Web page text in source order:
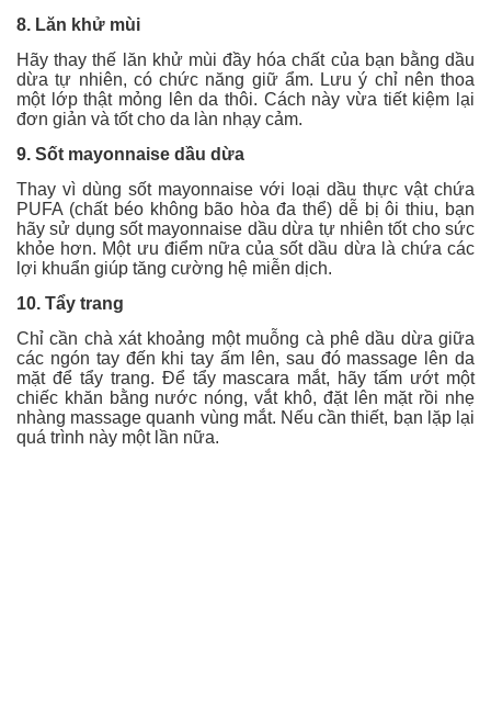
8. Lăn khử mùi
Hãy thay thế lăn khử mùi đầy hóa chất của bạn bằng dầu
dừa tự nhiên, có chức năng giữ ẩm. Lưu ý chỉ nên thoa
một lớp thật mỏng lên da thôi. Cách này vừa tiết kiệm lại
đơn giản và tốt cho da làn nhạy cảm.
9. Sốt mayonnaise dầu dừa
Thay vì dùng sốt mayonnaise với loại dầu thực vật chứa
PUFA (chất béo không bão hòa đa thể) dễ bị ôi thiu, bạn
hãy sử dụng sốt mayonnaise dầu dừa tự nhiên tốt cho sức
khỏe hơn. Một ưu điểm nữa của sốt dầu dừa là chứa các
lợi khuẩn giúp tăng cường hệ miễn dịch.
10. Tẩy trang
Chỉ cần chà xát khoảng một muỗng cà phê dầu dừa giữa
các ngón tay đến khi tay ấm lên, sau đó massage lên da
mặt để tẩy trang. Để tẩy mascara mắt, hãy tấm ướt một
chiếc khăn bằng nước nóng, vắt khô, đặt lên mặt rồi nhẹ
nhàng massage quanh vùng mắt. Nếu cần thiết, bạn lặp lại
quá trình này một lần nữa.